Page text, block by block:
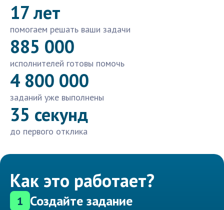
17 лет
помогаем решать ваши задачи
885 000
исполнителей готовы помочь
4 800 000
заданий уже выполнены
35 секунд
до первого отклика
Как это работает?
1 Создайте задание